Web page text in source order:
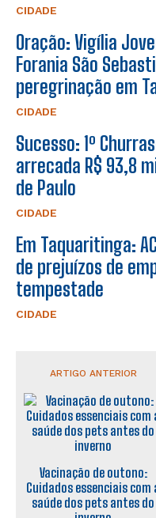
CIDADE
Oração: Vigília
Forania São
peregrinação em
CIDADE
Sucesso: 1º
arrecada R$ 93,8
de Paulo
CIDADE
Em Taquaritinga:
de prejuízos de
tempestade
CIDADE
ARTIGO ANTERIOR
Vacinação de outono:
Cuidados essenciais com
saúde dos pets antes do